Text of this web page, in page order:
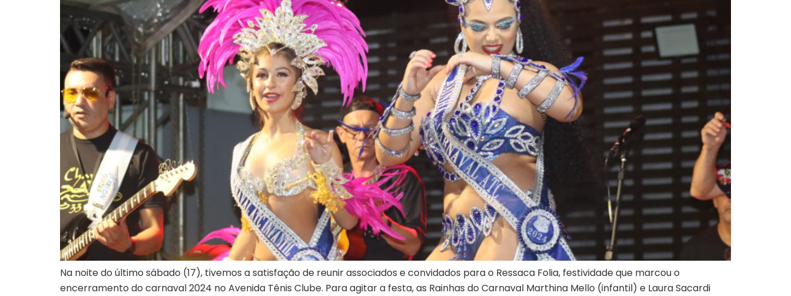
Na noite do último sábado (17), tivemos a satisfação de reunir associados e convidados para o Ressaca Folia, festividade que marcou o
encerramento do carnaval 2024 no Avenida Tênis Clube. Para agitar a festa, as Rainhas do Carnaval Marthina Mello (infantil) e Laura Sacardi